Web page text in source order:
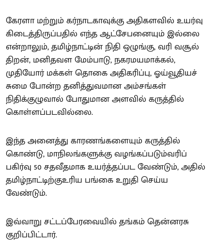
கேரளா மற்றும் கர்நாடகாவுக்கு அதிகளவில் உயர்வு
கிடைத்திருப்பதில் எந்த ஆட்சேபனையும் இல்லை
என்றாலும், தமிழ்நாட்டின் நிதி ஒழுங்கு, வரி வசூல்
திறன், மனிதவள மேம்பாடு, நகரமயமாக்கல்,
முதியோர் மக்கள் தொகை அதிகரிப்பு, ஓய்வூதியச்
சுமை போன்ற தனித்துவமான அம்சங்கள்
நிதிக்குழுவால் போதுமான அளவில் கருத்தில்
கொள்ளப்படவில்லை.
இந்த அனைத்து காரணங்களையும் கருத்தில்
கொண்டு, மாநிலங்களுக்கு வழங்கப்படும்வரிப்
பகிர்வு 50 சதவீதமாக உயர்த்தப்பட வேண்டும், அதில்
தமிழ்நாட்டிற்குஉரிய பங்கை உறுதி செய்ய
வேண்டும்.
இவ்வாறு சட்டப்பேரவையில் தங்கம் தென்னரசு
குறிப்பிட்டார்.